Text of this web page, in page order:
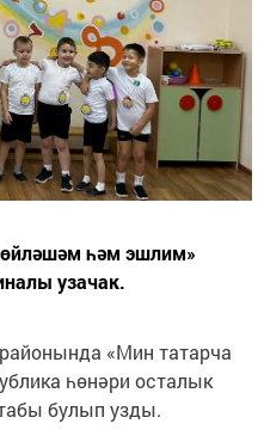
һәм эшлим»
узачак.
«Мин татарча
һөнәри осталык
булып узды.